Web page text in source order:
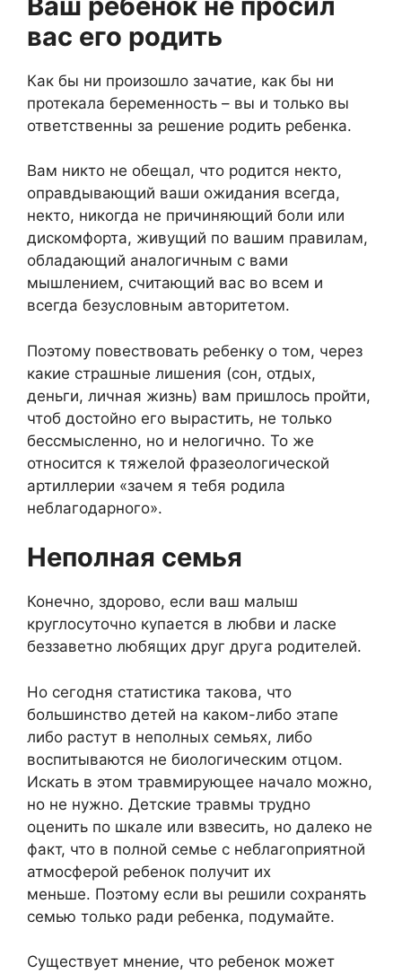
вас его родить
Как бы ни произошло зачатие, как бы ни
протекала беременность – вы и только вы
ответственны за решение родить ребенка.
Вам никто не обещал, что родится некто,
оправдывающий ваши ожидания всегда,
некто, никогда не причиняющий боли или
дискомфорта, живущий по вашим правилам,
обладающий аналогичным с вами
мышлением, считающий вас во всем и
всегда безусловным авторитетом.
Поэтому повествовать ребенку о том, через
какие страшные лишения (сон, отдых,
деньги, личная жизнь) вам пришлось пройти,
чтоб достойно его вырастить, не только
бессмысленно, но и нелогично. То же
относится к тяжелой фразеологической
артиллерии «зачем я тебя родила
неблагодарного».
Неполная семья
Конечно, здорово, если ваш малыш
круглосуточно купается в любви и ласке
беззаветно любящих друг друга родителей.
Но сегодня статистика такова, что
большинство детей на каком-либо этапе
либо растут в неполных семьях, либо
воспитываются не биологическим отцом.
Искать в этом травмирующее начало можно,
но не нужно. Детские травмы трудно
оценить по шкале или взвесить, но далеко не
факт, что в полной семье с неблагоприятной
атмосферой ребенок получит их
меньше. Поэтому если вы решили сохранять
семью только ради ребенка, подумайте.
Существует мнение, что ребенок может